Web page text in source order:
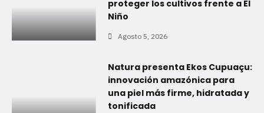
proteger los cultivos frente a El
Niño
Agosto 5, 2026
Natura presenta Ekos Cupuaçu:
innovación amazónica para
una piel más firme, hidratada y
tonificada